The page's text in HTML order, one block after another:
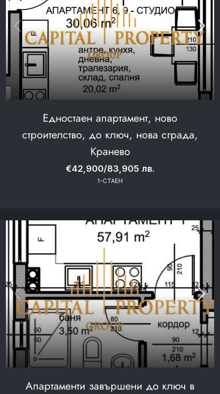
Едностаен апартамент, ново
строителство, до ключ, нова сграда,
Кранево
€42,900/83,905 лв.
1-СТАЕН
Апартаменти завършени до ключ в